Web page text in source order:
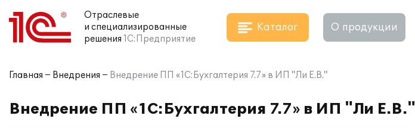
Отраслевые
и специализированные
решения 1С:Предприятие
Каталог О продукции
Главная Внедрения Внедрение ПП «1С:Бухгалтерия 7.7» в ИП "Ли Е.В."
Внедрение ПП «1С:Бухгалтерия 7.7» в ИП "Ли Е.В."